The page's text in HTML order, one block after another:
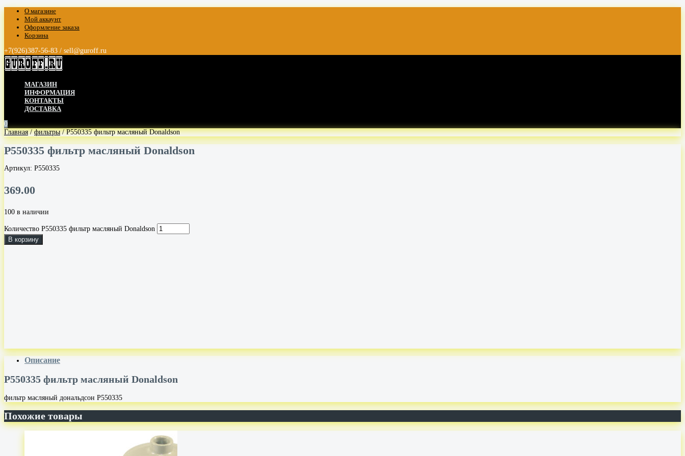
О магазине
Мой аккаунт
Оформление заказа
Корзина
+7(926)387-56-83 / sell@guroff.ru
МАГАЗИН
ИНФОРМАЦИЯ
КОНТАКТЫ
ДОСТАВКА
0
Главная/фильтры/ P550335 фильтр масляный Donaldson
P550335 фильтр масляный Donaldson
Артикул: P550335
369.00
100 в наличии
Количество P550335 фильтр масляный Donaldson
В корзину
Описание
P550335 фильтр масляный Donaldson
фильтр масляный дональдсон Р550335
Похожие товары